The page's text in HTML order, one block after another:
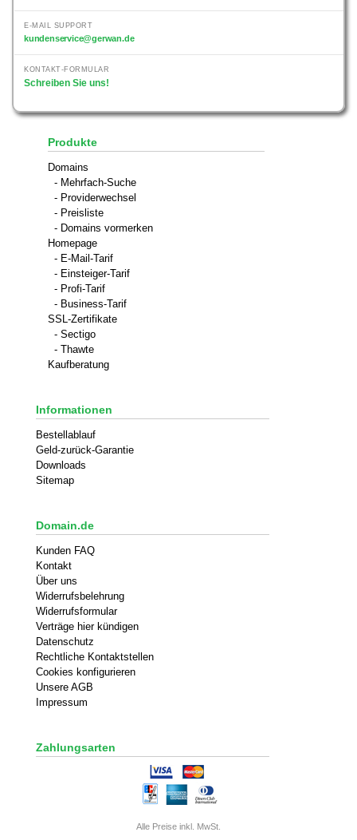
E-MAIL SUPPORT
kundenservice@gerwan.de
KONTAKT-FORMULAR
Schreiben Sie uns!
Produkte
Domains
- Mehrfach-Suche
- Providerwechsel
- Preisliste
- Domains vormerken
Homepage
- E-Mail-Tarif
- Einsteiger-Tarif
- Profi-Tarif
- Business-Tarif
SSL-Zertifikate
- Sectigo
- Thawte
Kaufberatung
Informationen
Bestellablauf
Geld-zurück-Garantie
Downloads
Sitemap
Domain.de
Kunden FAQ
Kontakt
Über uns
Widerrufsbelehrung
Widerrufsformular
Verträge hier kündigen
Datenschutz
Rechtliche Kontaktstellen
Cookies konfigurieren
Unsere AGB
Impressum
Zahlungsarten
Alle Preise inkl. MwSt.